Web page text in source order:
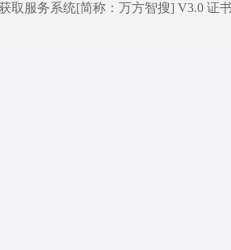
取服务系统[简称：万方智搜] V3.0 证